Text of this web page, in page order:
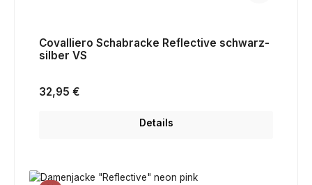
Covalliero Schabracke Reflective schwarz-
silber VS
Regulärer Preis:
32,95 €
Details